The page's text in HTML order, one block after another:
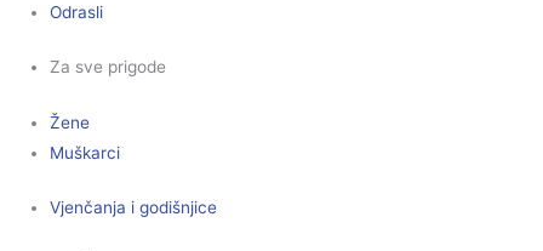
Odrasli
Za sve prigode
Žene
Muškarci
Vjenčanja i godišnjice